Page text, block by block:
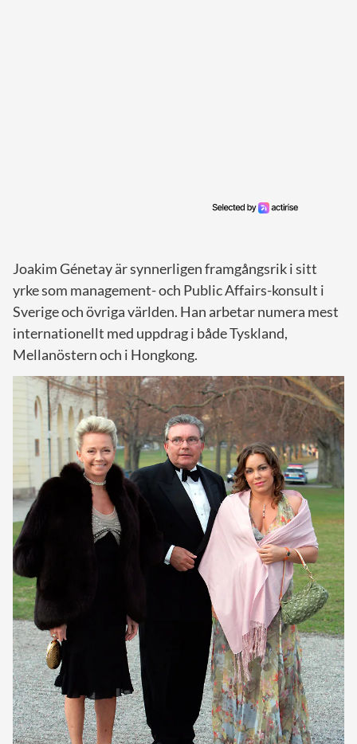
Joakim Génetay är synnerligen framgångsrik i sitt
yrke som management- och Public Affairs-konsult i
Sverige och övriga världen. Han arbetar numera mest
internationellt med uppdrag i både Tyskland,
Mellanöstern och i Hongkong.